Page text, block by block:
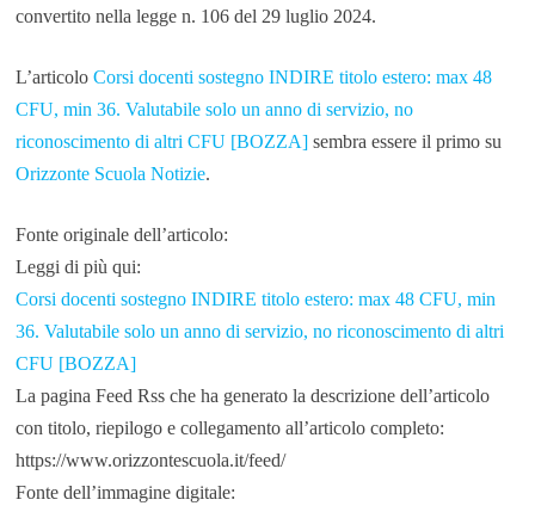
convertito nella legge n. 106 del 29 luglio 2024.
L’articolo Corsi docenti sostegno INDIRE titolo estero: max 48
CFU, min 36. Valutabile solo un anno di servizio, no
riconoscimento di altri CFU [BOZZA]sembra essere il primo su
Orizzonte Scuola Notizie.
Fonte originale dell’articolo:
Leggi di più qui:
Corsi docenti sostegno INDIRE titolo estero: max 48 CFU, min
36. Valutabile solo un anno di servizio, no riconoscimento di altri
CFU [BOZZA]
La pagina Feed Rss che ha generato la descrizione dell’articolo
con titolo, riepilogo e collegamento all’articolo completo:
https://www.orizzontescuola.it/feed/
Fonte dell’immagine digitale: